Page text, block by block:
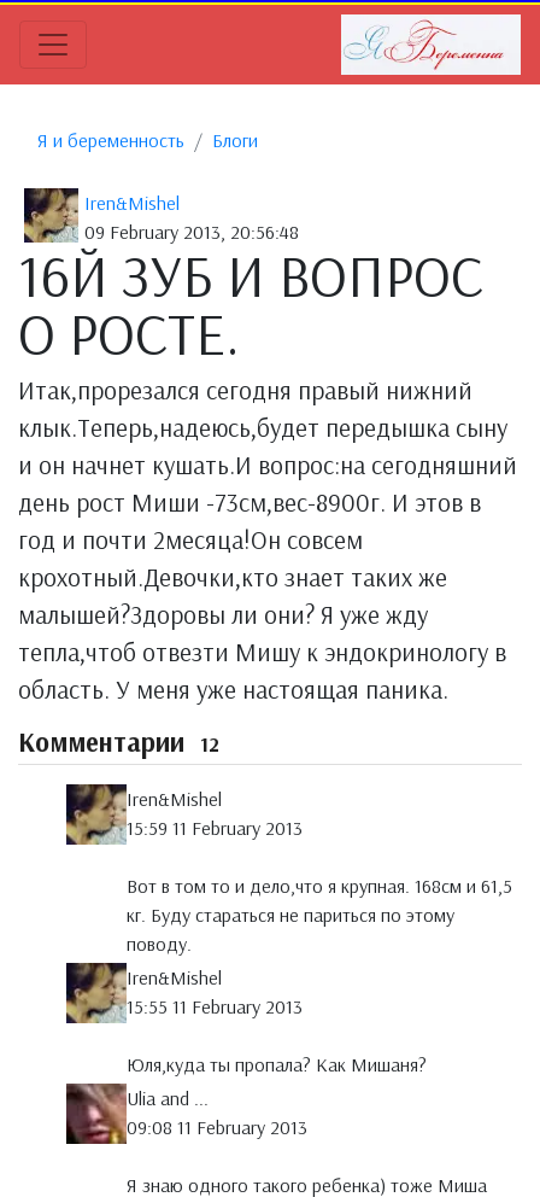
Я и беременность Блоги
Iren&Mishel
09 February 2013, 20:56:48
16Й ЗУБ И ВОПРОС
О РОСТЕ.
Итак,прорезался сегодня правый нижний
клык.Теперь,надеюсь,будет передышка сыну
и он начнет кушать.И вопрос:на сегодняшний
день рост Миши -73см,вес-8900г. И этов в
год и почти 2месяца!Он совсем
крохотный.Девочки,кто знает таких же
малышей?Здоровы ли они? Я уже жду
тепла,чтоб отвезти Мишу к эндокринологу в
область. У меня уже настоящая паника.
Комментарии 12
Iren&Mishel
15:59 11 February 2013
Вот в том то и дело,что я крупная. 168см и 61,5
кг. Буду стараться не париться по этому
поводу.
Iren&Mishel
15:55 11 February 2013
Юля,куда ты пропала? Как Мишаня?
Ulia and ...
09:08 11 February 2013
Я знаю одного такого ребенка) тоже Миша